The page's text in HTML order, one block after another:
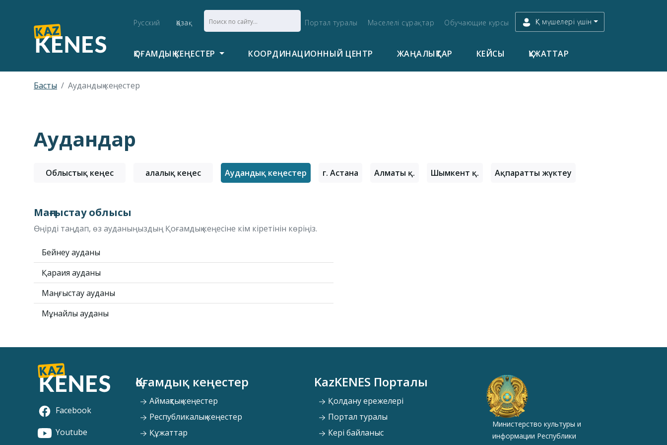
Русский Қазақ Портал туралы Мәселелі сұрақтар Обучающие курсы ҚК мүшелері үшін
ҚОҒАМДЫҚ КЕҢЕСТЕР КООРДИНАЦИОННЫЙ ЦЕНТР ЖАҢАЛЫҚТАР КЕЙСЫ ҚҰЖАТТАР
Басты Аудандық кеңестер
Аудандар
Облыстық кеңес Қалалық кеңес Аудандық кеңестер г. Астана Алматы қ. Шымкент қ. Ақпаратты жүктеу
Маңғыстау облысы
Өңірді таңдап, өз ауданыңыздың Қоғамдық кеңесіне кім кіретінін көріңіз.
Бейнеу ауданы
Қарақия ауданы
Маңғыстау ауданы
Мұнайлы ауданы
Facebook
Youtube
Қоғамдық кеңестер
Аймақтық кеңестер
Республикалық кеңестер
Құжаттар
KazKENES Порталы
Қолдану ережелері
Портал туралы
Кері байланыс
Министерство культуры и
информации Республики